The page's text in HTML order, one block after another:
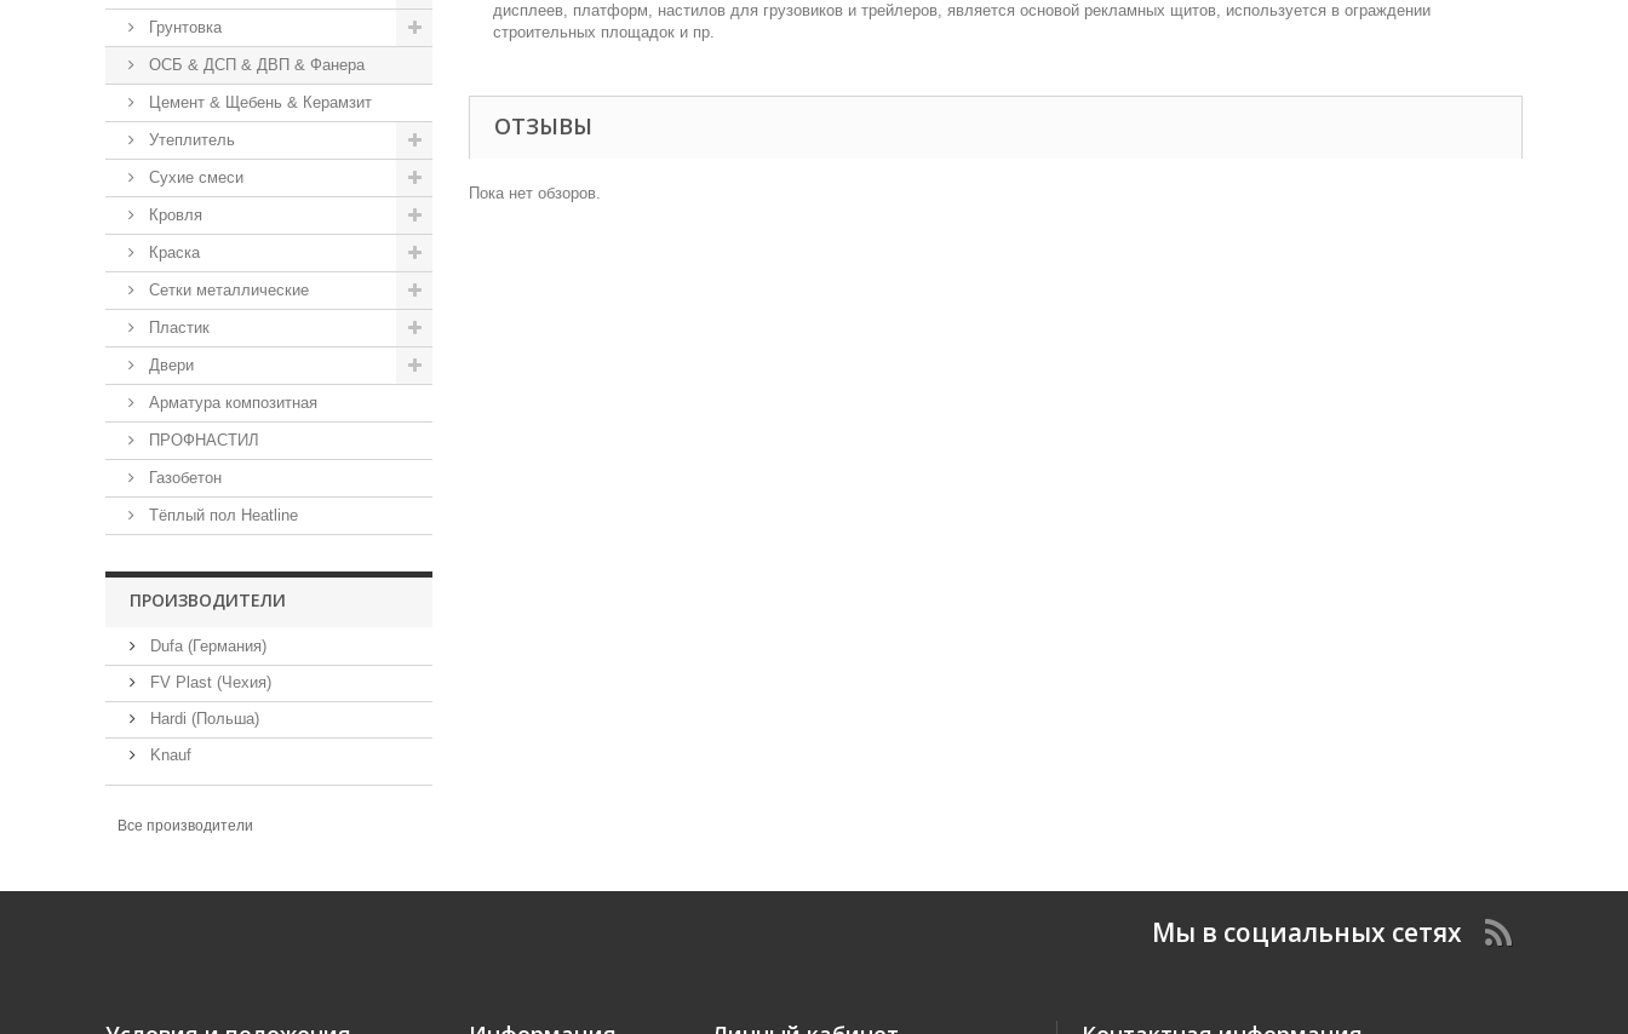
Грунтовка
ОСБ & ДСП & ДВП & Фанера
Цемент & Щебень & Керамзит
Утеплитель
Сухие смеси
Кровля
Краска
Сетки металлические
Пластик
Двери
Арматура композитная
ПРОФНАСТИЛ
Газобетон
Тёплый пол Heatline
ПРОИЗВОДИТЕЛИ
Dufa (Германия)
FV Plast (Чехия)
Hardi (Польша)
Knauf
Все производители
дисплеев, платформ, настилов для грузовиков и трейлеров, является основой рекламных щитов, используется в ограждении
строительных площадок и пр.
ОТЗЫВЫ
Пока нет обзоров.
Мы в социальных сетях